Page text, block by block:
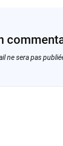
ne sera pas